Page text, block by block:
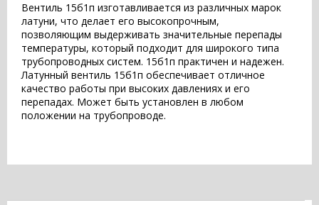
Вентиль 15б1п изготавливается из различных марок
латуни, что делает его высокопрочным,
позволяющим выдерживать значительные перепады
температуры, который подходит для широкого типа
трубопроводных систем. 15б1п практичен и надежен.
Латунный вентиль 15б1п обеспечивает отличное
качество работы при высоких давлениях и его
перепадах. Может быть установлен в любом
положении на трубопроводе.